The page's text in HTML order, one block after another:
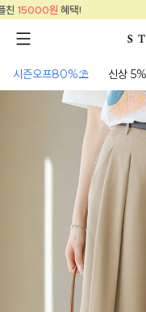
시즌오프80%⛱ 신상 5%